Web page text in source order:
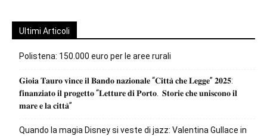
Ultimi Articoli
Polistena: 150.000 euro per le aree rurali
𝐆𝐢𝐨𝐢𝐚 𝐓𝐚𝐮𝐫𝐨 𝐯𝐢𝐧𝐜𝐞 𝐢𝐥 𝐁𝐚𝐧𝐝𝐨 𝐧𝐚𝐳𝐢𝐨𝐧𝐚𝐥𝐞 “𝐂𝐢𝐭𝐭𝐚̀ 𝐜𝐡𝐞 𝐋𝐞𝐠𝐠𝐞” 𝟐𝟎𝟐𝟓:
𝐟𝐢𝐧𝐚𝐧𝐳𝐢𝐚𝐭𝐨 𝐢𝐥 𝐩𝐫𝐨𝐠𝐞𝐭𝐭𝐨 “𝐋𝐞𝐭𝐭𝐮𝐫𝐞 𝐝𝐢 𝐏𝐨𝐫𝐭𝐨. 𝐒𝐭𝐨𝐫𝐢𝐞 𝐜𝐡𝐞 𝐮𝐧𝐢𝐬𝐜𝐨𝐧𝐨 𝐢𝐥
𝐦𝐚𝐫𝐞 𝐞 𝐥𝐚 𝐜𝐢𝐭𝐭𝐚̀”
Quando la magia Disney si veste di jazz: Valentina Gullace in